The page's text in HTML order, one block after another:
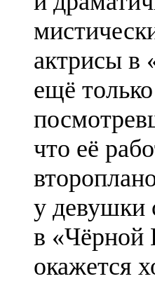
актрисы в
ещё
что её
у девушки
в «Чёрной
окажется